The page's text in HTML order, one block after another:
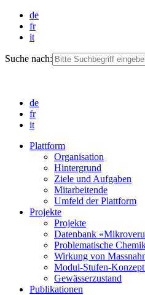
de
fr
it
Suche nach:
de
fr
it
Plattform
Organisation
Hintergrund
Ziele und Aufgaben
Mitarbeitende
Umfeld der Plattform
Projekte
Projekte
Datenbank
Problematische
Wirkung von
Modul-Stufen-
Gewässerzustand
Publikationen